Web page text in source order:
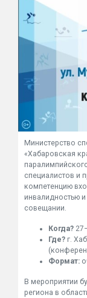
Министерство
«Хабаровская
специалистов и
компетенцию
инвалидностью
совещании.
Когда?
Где? г.
Формат:
В мероприятии
региона в